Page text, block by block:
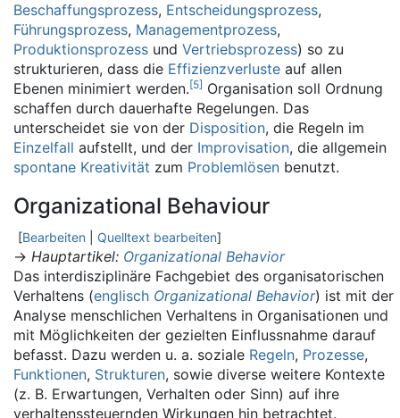
Beschaffungsprozess, Entscheidungsprozess,
Führungsprozess, Managementprozess,
Produktionsprozess und Vertriebsprozess) so zu
strukturieren, dass die Effizienzverluste auf allen
Ebenen minimiert werden.[5] Organisation soll Ordnung
schaffen durch dauerhafte Regelungen. Das
unterscheidet sie von der Disposition, die Regeln im
Einzelfall aufstellt, und der Improvisation, die allgemein
spontane Kreativität zum Problemlösen benutzt.
Organizational Behaviour
[Bearbeiten Quelltext bearbeiten]
→ Hauptartikel: Organizational Behavior
Das interdisziplinäre Fachgebiet des organisatorischen
Verhaltens (englisch Organizational Behavior) ist mit der
Analyse menschlichen Verhaltens in Organisationen und
mit Möglichkeiten der gezielten Einflussnahme darauf
befasst. Dazu werden u. a. soziale Regeln, Prozesse,
Funktionen, Strukturen, sowie diverse weitere Kontexte
(z. B. Erwartungen, Verhalten oder Sinn) auf ihre
verhaltenssteuernden Wirkungen hin betrachtet.